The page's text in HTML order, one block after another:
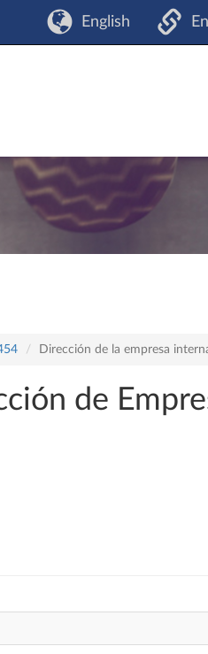
English
Dirección de la empresa
de